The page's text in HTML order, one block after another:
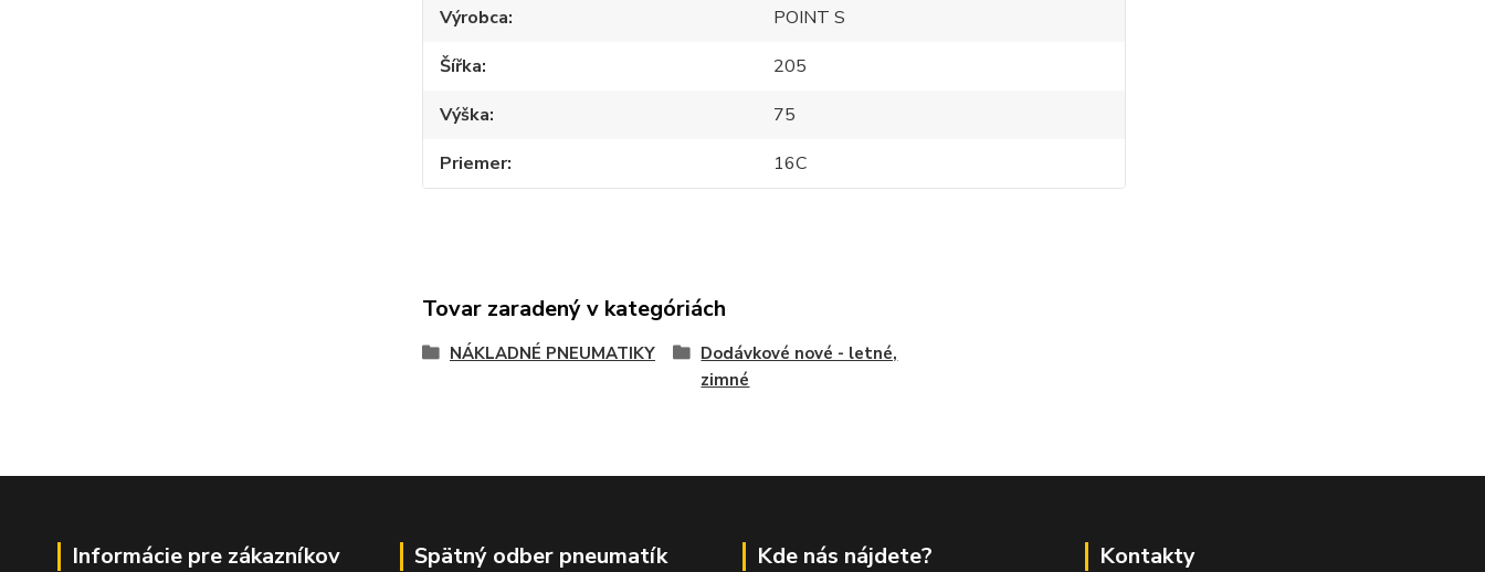
Výrobca
POINT S
Šířka
205
Výška
75
Priemer
16C
Tovar zaradený v kategóriách
NÁKLADNÉ PNEUMATIKY
Dodávkové nové - letné,
zimné
Informácie pre zákazníkov Spätný odber pneumatík Kde nás nájdete? Kontakty